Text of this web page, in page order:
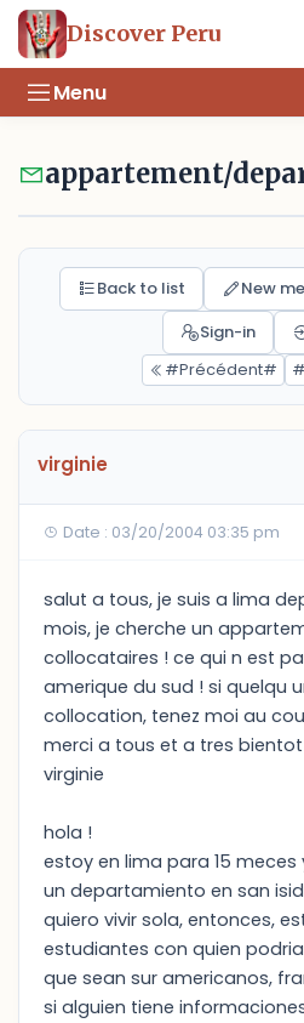
Discover Peru
Menu
appartement/
Back to list New
Sign-in
#Précédent#
virginie
Date : 03/20/2004 03:35 pm
salut a tous, je suis a lima
mois, je cherche un
collocataires ! ce qui n est
amerique du sud ! si quelqu
collocation, tenez moi au
merci a tous et a tres bientot
virginie
hola !
estoy en lima para 15
un departamiento en san
quiero vivir sola, entonces,
estudiantes con quien
que sean sur americanos,
si alguien tiene